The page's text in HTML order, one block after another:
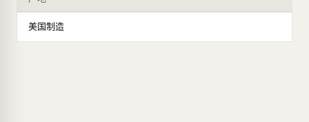
美国制造